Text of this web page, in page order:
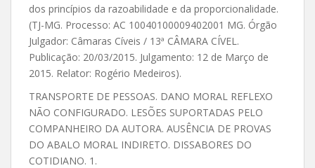
dos princípios da razoabilidade e da proporcionalidade.
(TJ-MG. Processo: AC 10040100009402001 MG. Órgão
Julgador: Câmaras Cíveis / 13ª CÂMARA CÍVEL.
Publicação: 20/03/2015. Julgamento: 12 de Março de
2015. Relator: Rogério Medeiros).
TRANSPORTE DE PESSOAS. DANO MORAL REFLEXO
NÃO CONFIGURADO. LESÕES SUPORTADAS PELO
COMPANHEIRO DA AUTORA. AUSÊNCIA DE PROVAS
DO ABALO MORAL INDIRETO. DISSABORES DO
COTIDIANO. 1.